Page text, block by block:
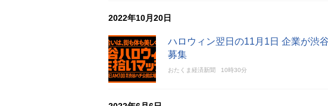
2022年10月20日
ハロウィン翌日の11月1日 企業が渋
募集
おたくま経済新聞 10時30分